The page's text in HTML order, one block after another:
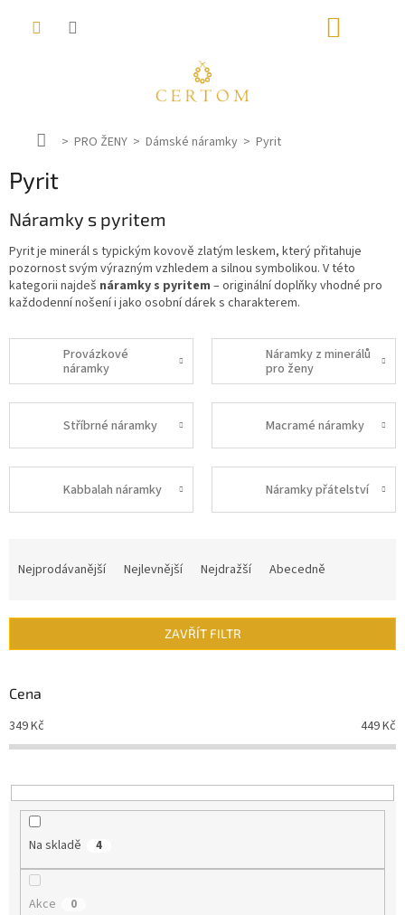
D
m
PRO ŽENY Dámské náramky Pyrit
Pyrit
Náramky s pyritem
Pyrit je minerál s typickým kovově zlatým leskem, který přitahuje
pozornost svým výrazným vzhledem a silnou symbolikou. V této
kategorii najdeš náramky s pyritem – originální doplňky vhodné pro
každodenní nošení i jako osobní dárek s charakterem.
Provázkové
náramky
Náramky z minerálů
pro ženy
Stříbrné náramky Macramé náramky
Kabbalah náramky Náramky přátelství
í
r
o
d
u
t
ů
Nejprodávanější Nejlevnější Nejdražší Abecedně
ZAVŘÍT FILTR
Cena
349Kč 449Kč
Na skladě 4
Akce 0